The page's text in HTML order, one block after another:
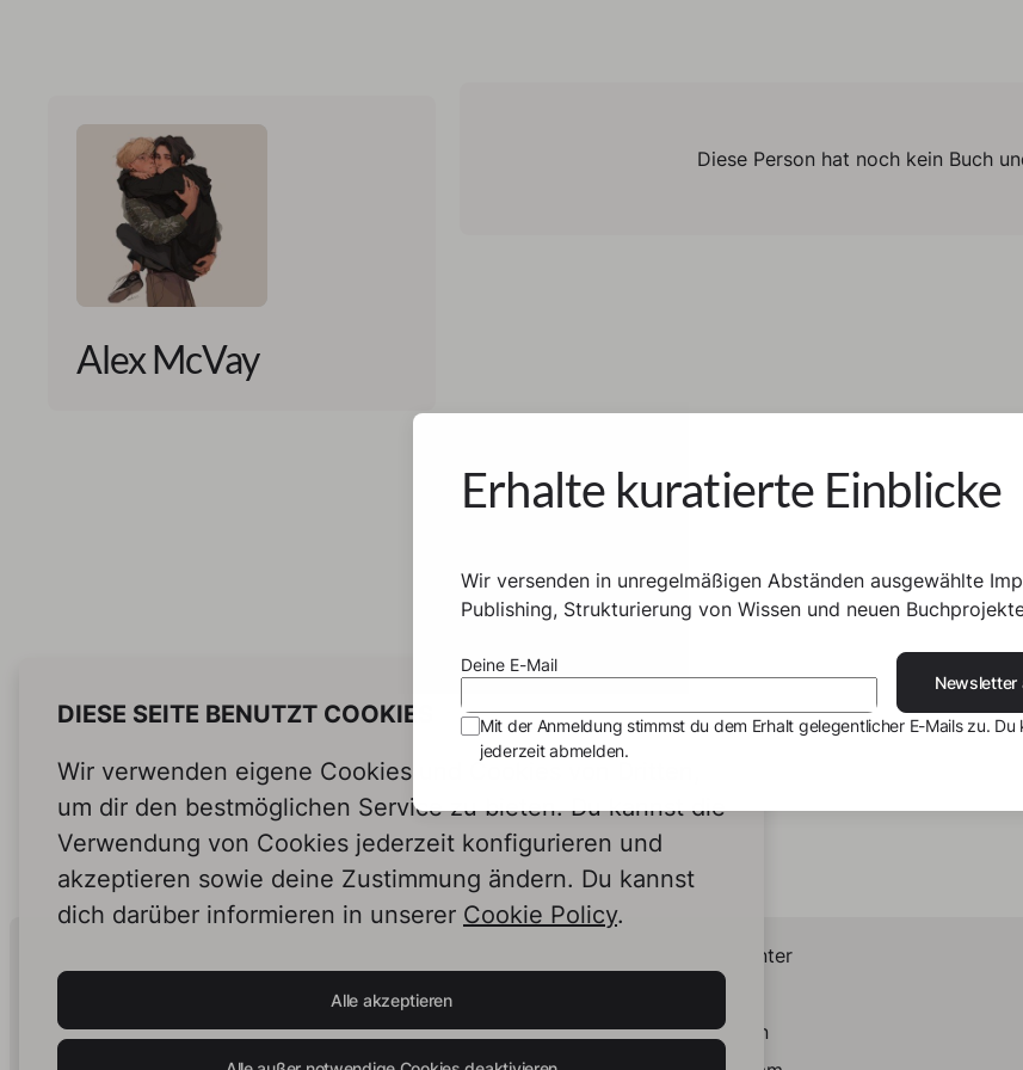
Alex McVay
Diese Person hat noch kein Buch
DIESE SEITE BENUTZT COOKIES
Wir verwenden eigene Cookies und Cookies von Dritten,
um dir den bestmöglichen Service zu bieten. Du kannst die
Verwendung von Cookies jederzeit konfigurieren und
akzeptieren sowie deine Zustimmung ändern. Du kannst
dich darüber informieren in unserer Cookie Policy.
Alle akzeptieren
Human Intelligence.
In Print.
Helpcenter
LinkedIn
Erhalte kuratierte Einblicke
Wir versenden in unregelmäßigen Abständen ausgewählte
Publishing, Strukturierung von Wissen und neuen
Deine E-Mail
Newsletter
Mit der Anmeldung stimmst du dem Erhalt gelegentlicher E-Mails zu. Du
jederzeit abmelden.